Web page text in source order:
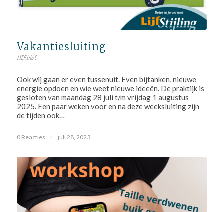
Vakantiesluiting
NIEUWS
Ook wij gaan er even tussenuit. Even bijtanken, nieuwe
energie opdoen en wie weet nieuwe ideeën. De praktijk is
gesloten van maandag 28 juli t/m vrijdag 1 augustus
2025. Een paar weken voor en na deze weeksluiting zijn
de tijden ook…
0 Reacties / juli 28, 2023